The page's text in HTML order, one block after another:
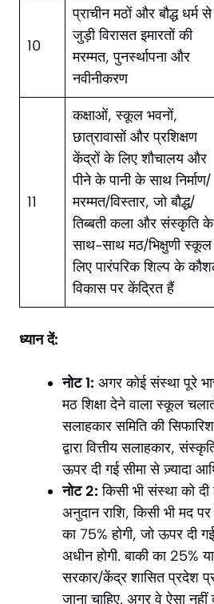
10
प्राचीन मठों और बौद्ध धर्म से
जुड़ी विरासत इमारतों की
मरम्मत, पुनर्स्थापना और
नवीनीकरण
11
कक्षाओं, स्कूल भवनों,
छात्रावासों और प्रशिक्षण
केंद्रों के लिए शौचालय और
पीने के पानी के साथ निर्माण/
मरम्मत/विस्तार, जो बौद्ध/
तिब्बती कला और संस्कृति के
साथ-साथ मठ/भिक्षुणी
लिए पारंपरिक शिल्प के
विकास पर केंद्रित हैं
ध्यान दें:
नोट 1: अगर कोई संस्था पूरे
मठ शिक्षा देने वाला स्कूल
सलाहकार समिति की
द्वारा वित्तीय सलाहकार,
ऊपर दी गई सीमा से ज़्यादा
नोट 2: किसी भी संस्था को
अनुदान राशि, किसी भी मद
का 75% होगी, जो ऊपर दी
अधीन होगी. बाकी का 25%
सरकार/केंद्र शासित प्रदेश
जाना चाहिए. अगर वे ऐसा